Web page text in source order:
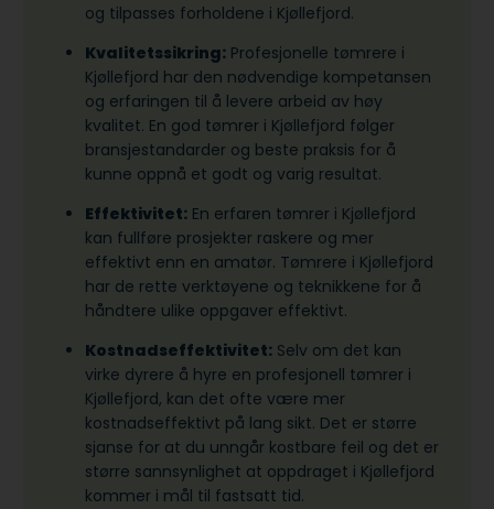
og tilpasses forholdene i Kjøllefjord.
Kvalitetssikring: Profesjonelle tømrere i
Kjøllefjord har den nødvendige kompetansen
og erfaringen til å levere arbeid av høy
kvalitet. En god tømrer i Kjøllefjord følger
bransjestandarder og beste praksis for å
kunne oppnå et godt og varig resultat.
Effektivitet: En erfaren tømrer i Kjøllefjord
kan fullføre prosjekter raskere og mer
effektivt enn en amatør. Tømrere i Kjøllefjord
har de rette verktøyene og teknikkene for å
håndtere ulike oppgaver effektivt.
Kostnadseffektivitet: Selv om det kan
virke dyrere å hyre en profesjonell tømrer i
Kjøllefjord, kan det ofte være mer
kostnadseffektivt på lang sikt. Det er større
sjanse for at du unngår kostbare feil og det er
større sannsynlighet at oppdraget i Kjøllefjord
kommer i mål til fastsatt tid.